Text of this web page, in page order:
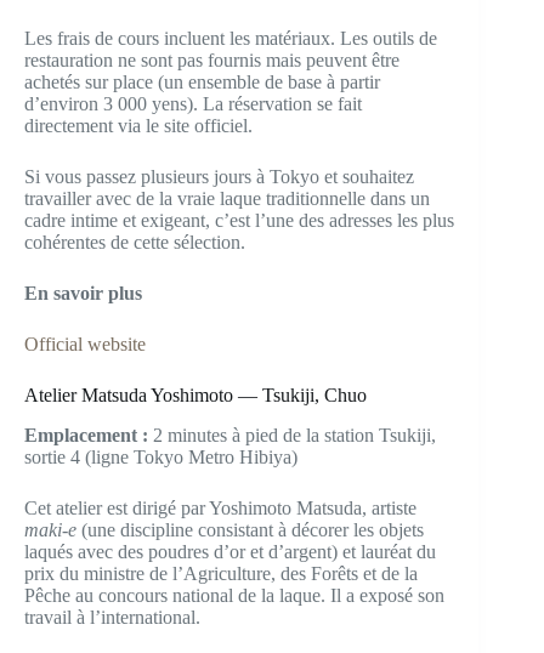
Les frais de cours incluent les matériaux. Les outils de
restauration ne sont pas fournis mais peuvent être
achetés sur place (un ensemble de base à partir
d’environ 3 000 yens). La réservation se fait
directement via le site officiel.
Si vous passez plusieurs jours à Tokyo et souhaitez
travailler avec de la vraie laque traditionnelle dans un
cadre intime et exigeant, c’est l’une des adresses les plus
cohérentes de cette sélection.
En savoir plus
Official website
Atelier Matsuda Yoshimoto — Tsukiji, Chuo
Emplacement : 2 minutes à pied de la station Tsukiji,
sortie 4 (ligne Tokyo Metro Hibiya)
Cet atelier est dirigé par Yoshimoto Matsuda, artiste
maki-e (une discipline consistant à décorer les objets
laqués avec des poudres d’or et d’argent) et lauréat du
prix du ministre de l’Agriculture, des Forêts et de la
Pêche au concours national de la laque. Il a exposé son
travail à l’international.